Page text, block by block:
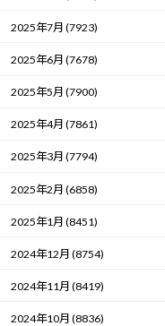
2025年7月 (7923)
2025年6月 (7678)
2025年5月 (7900)
2025年4月 (7861)
2025年3月 (7794)
2025年2月 (6858)
2025年1月 (8451)
2024年12月 (8754)
2024年11月 (8419)
2024年10月 (8836)